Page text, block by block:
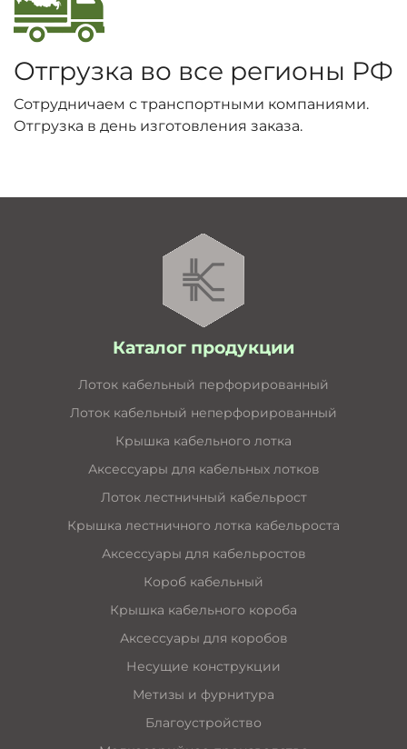
Отгрузка во все регионы РФ
Сотрудничаем с транспортными компаниями.
Отгрузка в день изготовления заказа.
Каталог продукции
Лоток кабельный перфорированный
Лоток кабельный неперфорированный
Крышка кабельного лотка
Аксессуары для кабельных лотков
Лоток лестничный кабельрост
Крышка лестничного лотка кабельроста
Аксессуары для кабельростов
Короб кабельный
Крышка кабельного короба
Аксессуары для коробов
Несущие конструкции
Метизы и фурнитура
Благоустройство